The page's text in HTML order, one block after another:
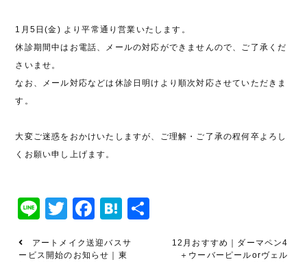
1月5日(金) より平常通り営業いたします。
休診期間中はお電話、メールの対応ができませんので、ご了承くだ
さいませ。
なお、メール対応などは休診日明けより順次対応させていただきま
す。
大変ご迷惑をおかけいたしますが、ご理解・ご了承の程何卒よろし
くお願い申し上げます。
LineTwitter
Facebook
Hatena
アートメイク送迎バスサ
ービス開始のお知らせ｜東
12月おすすめ｜ダーマペン4
＋ウーバーピールorヴェル